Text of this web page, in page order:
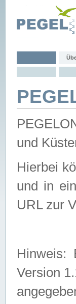
und
Hierbei
und in
URL zur
Hinweis:
Version